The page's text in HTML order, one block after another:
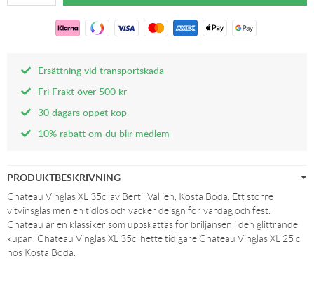
Ersättning vid transportskada
Fri Frakt över 500 kr
30 dagars öppet köp
10% rabatt om du blir medlem
PRODUKTBESKRIVNING
Chateau Vinglas XL 35cl av Bertil Vallien, Kosta Boda. Ett större
vitvinsglas men en tidlös och vacker deisgn för vardag och fest.
Chateau är en klassiker som uppskattas för briljansen i den glittrande
kupan. Chateau Vinglas XL 35cl hette tidigare Chateau Vinglas XL 25 cl
hos Kosta Boda.